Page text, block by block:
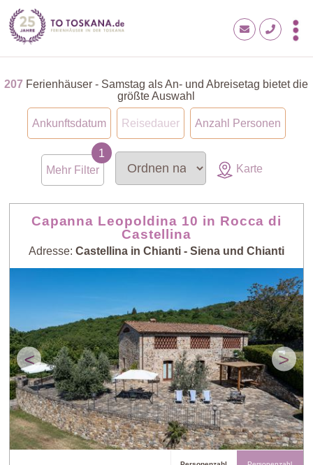
207 Ferienhäuser - Samstag als An- und Abreisetag bietet die
größte Auswahl
Ankunftsdatum Reisedauer Anzahl Personen
Mehr Filter Karte
Capanna Leopoldina 10 in Rocca di
Castellina
Adresse: Castellina in Chianti - Siena und Chianti
< >